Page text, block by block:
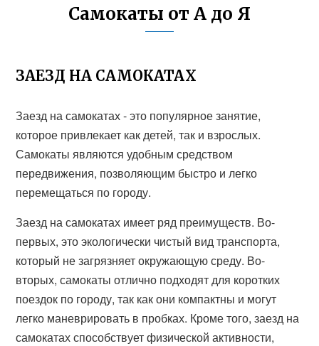
Самокаты от А до Я
ЗАЕЗД НА САМОКАТАХ
Заезд на самокатах - это популярное занятие,
которое привлекает как детей, так и взрослых.
Самокаты являются удобным средством
передвижения, позволяющим быстро и легко
перемещаться по городу.
Заезд на самокатах имеет ряд преимуществ. Во-
первых, это экологически чистый вид транспорта,
который не загрязняет окружающую среду. Во-
вторых, самокаты отлично подходят для коротких
поездок по городу, так как они компактны и могут
легко маневрировать в пробках. Кроме того, заезд на
самокатах способствует физической активности,